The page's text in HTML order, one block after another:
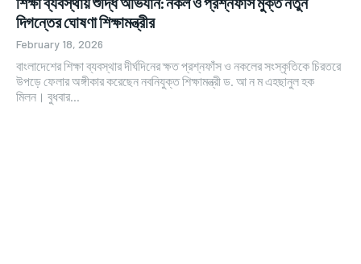
দিগন্তের ঘোষণা শিক্ষামন্ত্রীর
February 18, 2026
বাংলাদেশের শিক্ষা ব্যবস্থার দীর্ঘদিনের ক্ষত প্রশ্নফাঁস ও নকলের সংস্কৃতিকে চিরতরে
উপড়ে ফেলার অঙ্গীকার করেছেন নবনিযুক্ত শিক্ষামন্ত্রী ড. আ ন ম এহছানুল হক
মিলন। বুধবার...